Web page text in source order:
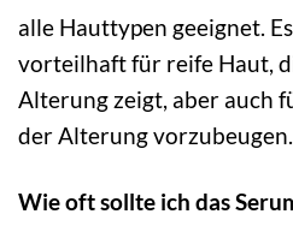
alle Hauttypen geeignet.
vorteilhaft für reife Haut,
Alterung zeigt, aber auch
der Alterung vorzubeugen.
Wie oft sollte ich das